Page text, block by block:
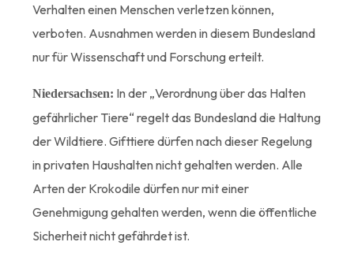
Verhalten einen Menschen verletzen können,
verboten. Ausnahmen werden in diesem Bundesland
nur für Wissenschaft und Forschung erteilt.
Niedersachsen: In der „Verordnung über das Halten
gefährlicher Tiere“ regelt das Bundesland die Haltung
der Wildtiere. Gifttiere dürfen nach dieser Regelung
in privaten Haushalten nicht gehalten werden. Alle
Arten der Krokodile dürfen nur mit einer
Genehmigung gehalten werden, wenn die öffentliche
Sicherheit nicht gefährdet ist.